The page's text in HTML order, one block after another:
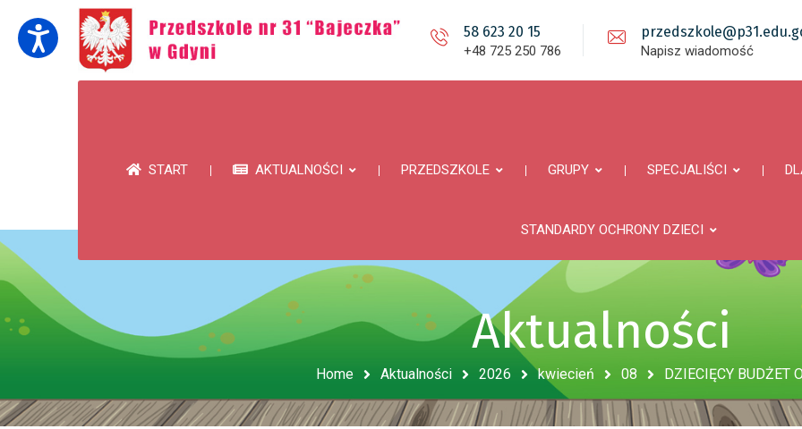
58 623 20 15
+48 725 250 786 Napisz wiadomość
START AKTUALNOŚCI PRZEDSZKOLE GRUPY SPECJALIŚCI
STANDARDY OCHRONY DZIECI
Aktualności
Home Aktualności 2026 kwiecień 08 DZIECIĘCY BUDŻET